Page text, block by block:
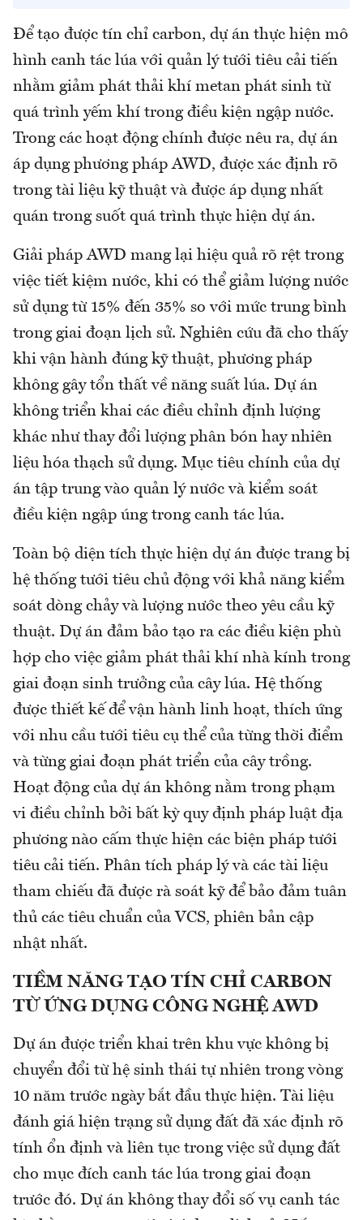
Để tạo được tín chỉ carbon, dự án thực hiện mô
hình canh tác lúa với quản lý tưới tiêu cải tiến
nhằm giảm phát thải khí metan phát sinh từ
quá trình yếm khí trong điều kiện ngập nước.
Trong các hoạt động chính được nêu ra, dự án
áp dụng phương pháp AWD, được xác định rõ
trong tài liệu kỹ thuật và được áp dụng nhất
quán trong suốt quá trình thực hiện dự án.
Giải pháp AWD mang lại hiệu quả rõ rệt trong
việc tiết kiệm nước, khi có thể giảm lượng nước
sử dụng từ 15% đến 35% so với mức trung bình
trong giai đoạn lịch sử. Nghiên cứu đã cho thấy
khi vận hành đúng kỹ thuật, phương pháp
không gây tổn thất về năng suất lúa. Dự án
không triển khai các điều chỉnh định lượng
khác như thay đổi lượng phân bón hay nhiên
liệu hóa thạch sử dụng. Mục tiêu chính của dự
án tập trung vào quản lý nước và kiểm soát
điều kiện ngập úng trong canh tác lúa.
Toàn bộ diện tích thực hiện dự án được trang bị
hệ thống tưới tiêu chủ động với khả năng kiểm
soát dòng chảy và lượng nước theo yêu cầu kỹ
thuật. Dự án đảm bảo tạo ra các điều kiện phù
hợp cho việc giảm phát thải khí nhà kính trong
giai đoạn sinh trưởng của cây lúa. Hệ thống
được thiết kế để vận hành linh hoạt, thích ứng
với nhu cầu tưới tiêu cụ thể của từng thời điểm
và từng giai đoạn phát triển của cây trồng.
Hoạt động của dự án không nằm trong phạm
vi điều chỉnh bởi bất kỳ quy định pháp luật địa
phương nào cấm thực hiện các biện pháp tưới
tiêu cải tiến. Phân tích pháp lý và các tài liệu
tham chiếu đã được rà soát kỹ để bảo đảm tuân
thủ các tiêu chuẩn của VCS, phiên bản cập
nhật nhất.
TIỀM NĂNG TẠO TÍN CHỈ CARBON
TỪ ỨNG DỤNG CÔNG NGHỆ AWD
Dự án được triển khai trên khu vực không bị
chuyển đổi từ hệ sinh thái tự nhiên trong vòng
10 năm trước ngày bắt đầu thực hiện. Tài liệu
đánh giá hiện trạng sử dụng đất đã xác định rõ
tính ổn định và liên tục trong việc sử dụng đất
cho mục đích canh tác lúa trong giai đoạn
trước đó. Dự án không thay đổi số vụ canh tác